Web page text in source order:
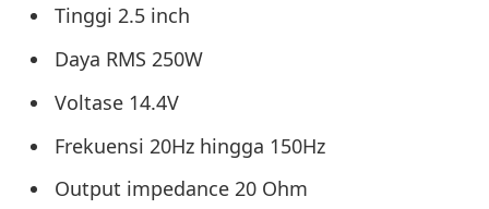
Tinggi 2.5 inch
Daya RMS 250W
Voltase 14.4V
Frekuensi 20Hz hingga 150Hz
Output impedance 20 Ohm